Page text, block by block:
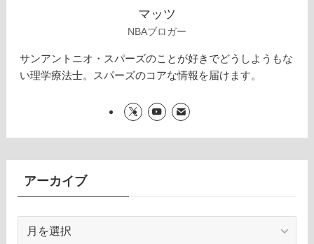
マッツ
NBAブロガー
サンアントニオ・スパーズのことが好きでどうしようもな
い理学療法士。スパーズのコアな情報を届けます。
アーカイブ